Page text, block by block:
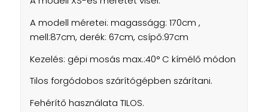
A modell méretei: magasságg: 170cm ,
mell:87cm, derék: 67cm, csípő:97cm
Kezelés: gépi mosás max.:40° C kímélő módon
Tilos forgódobos szárítógépben szárítani.
Fehérítő használata TILOS.